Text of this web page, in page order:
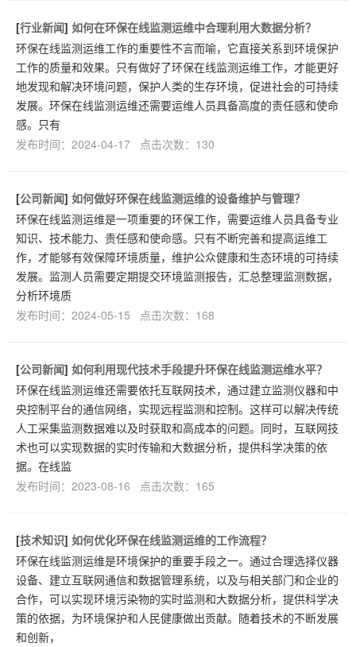
[行业新闻] 如何在环保在线监测运维中合理利用大数据分析？
环保在线监测运维工作的重要性不言而喻，它直接关系到环境保护
工作的质量和效果。只有做好了环保在线监测运维工作，才能更好
地发现和解决环境问题，保护人类的生存环境，促进社会的可持续
发展。环保在线监测运维还需要运维人员具备高度的责任感和使命
感。只有
发布时间：2024-04-17 点击次数：130
[公司新闻] 如何做好环保在线监测运维的设备维护与管理？
环保在线监测运维是一项重要的环保工作，需要运维人员具备专业
知识、技术能力、责任感和使命感。只有不断完善和提高运维工
作，才能够有效保障环境质量，维护公众健康和生态环境的可持续
发展。监测人员需要定期提交环境监测报告，汇总整理监测数据，
分析环境质
发布时间：2024-05-15 点击次数：168
[公司新闻] 如何利用现代技术手段提升环保在线监测运维水平？
环保在线监测运维还需要依托互联网技术，通过建立监测仪器和中
央控制平台的通信网络，实现远程监测和控制。这样可以解决传统
人工采集监测数据难以及时获取和高成本的问题。同时，互联网技
术也可以实现数据的实时传输和大数据分析，提供科学决策的依
据。在线监
发布时间：2023-08-16 点击次数：165
[技术知识] 如何优化环保在线监测运维的工作流程？
环保在线监测运维是环境保护的重要手段之一。通过合理选择仪器
设备、建立互联网通信和数据管理系统，以及与相关部门和企业的
合作，可以实现环境污染物的实时监测和大数据分析，提供科学决
策的依据，为环境保护和人民健康做出贡献。随着技术的不断发展
和创新，